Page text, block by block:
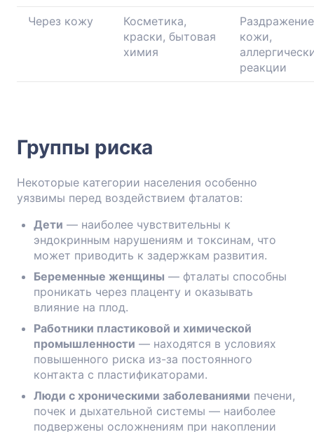
Через кожу
Косметика,
краски, бытовая
химия
Раздражение
кожи,
реакции
Группы риска
Некоторые категории населения особенно
уязвимы перед воздействием фталатов:
Дети — наиболее чувствительны к
эндокринным нарушениям и токсинам, что
может приводить к задержкам развития.
Беременные женщины — фталаты способны
проникать через плаценту и оказывать
влияние на плод.
Работники пластиковой и химической
промышленности — находятся в условиях
повышенного риска из-за постоянного
контакта с пластификаторами.
Люди с хроническими заболеваниями печени,
почек и дыхательной системы — наиболее
подвержены осложнениям при накоплении